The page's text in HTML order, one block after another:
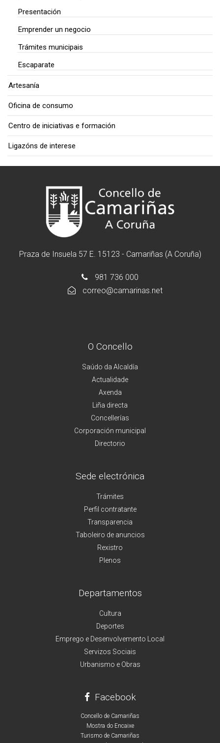
Presentación
Emprender un negocio
Trámites municipais
Escaparate
Artesanía
Oficina de consumo
Centro de iniciativas e formación
Ligazóns de interese
Praza de Insuela 57 E. 15123 - Camariñas (A Coruña)
981 736 000
correo@camarinas.net
O Concello
Saúdo da Alcaldía
Actualidade
Axenda
Liña directa
Concellerías
Corporación municipal
Directorio
Sede electrónica
Trámites
Perfil contratante
Transparencia
Taboleiro de anuncios
Rexistro
Plenos
Departamentos
Cultura
Deportes
Emprego e Desenvolvemento Local
Servizos Sociais
Urbanismo e Obras
Facebook
Concello de Camariñas
Mostra do Encaixe
Turismo de Camariñas